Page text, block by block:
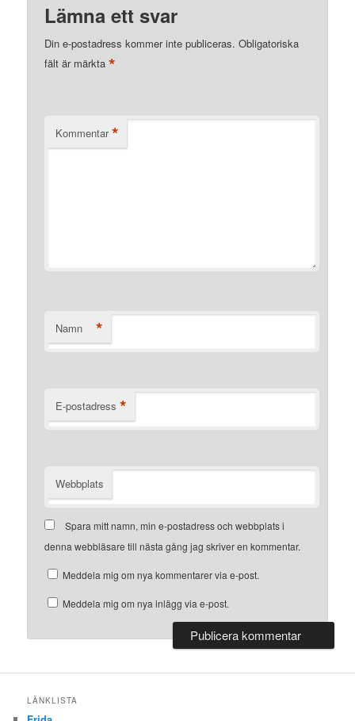
Lämna ett svar
Din e-postadress kommer inte publiceras. Obligatoriska
fält är märkta*
Kommentar *
Namn *
E-postadress *
Webbplats
Spara mitt namn, min e-postadress och webbplats i
denna webbläsare till nästa gång jag skriver en kommentar.
Meddela mig om nya kommentarer via e-post.
Meddela mig om nya inlägg via e-post.
LÄNKLISTA